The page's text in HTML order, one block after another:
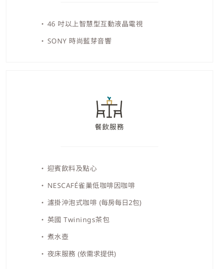
46 吋以上智慧型互動液晶電視
SONY 時尚藍芽音響
餐飲服務
迎賓飲料及點心
NESCAFÉ雀巢低咖啡因咖啡
濾掛沖泡式咖啡 (每房每日2包)
英國 Twinings茶包
煮水壺
夜床服務(依需求提供)